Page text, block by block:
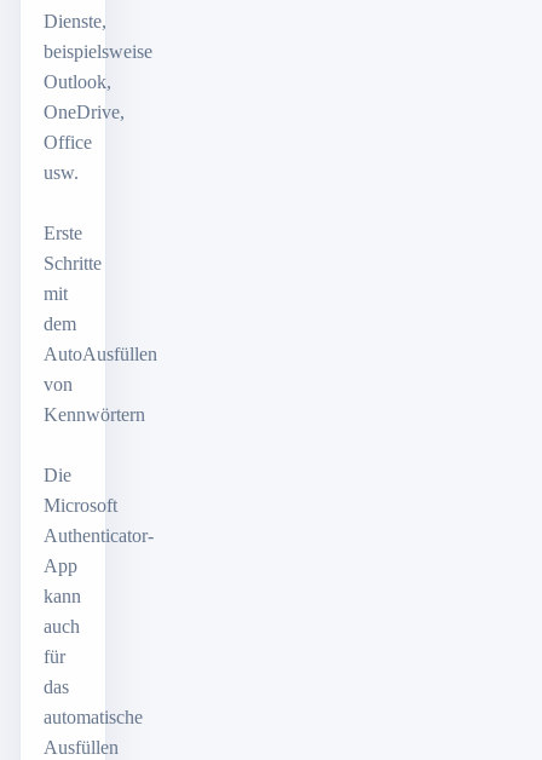
Dienste,
beispielsweise
Outlook,
OneDrive,
Office
usw.
Erste
Schritte
mit
dem
AutoAusfüllen
von
Kennwörtern
Die
Microsoft
Authenticator-
App
kann
auch
für
das
automatische
Ausfüllen